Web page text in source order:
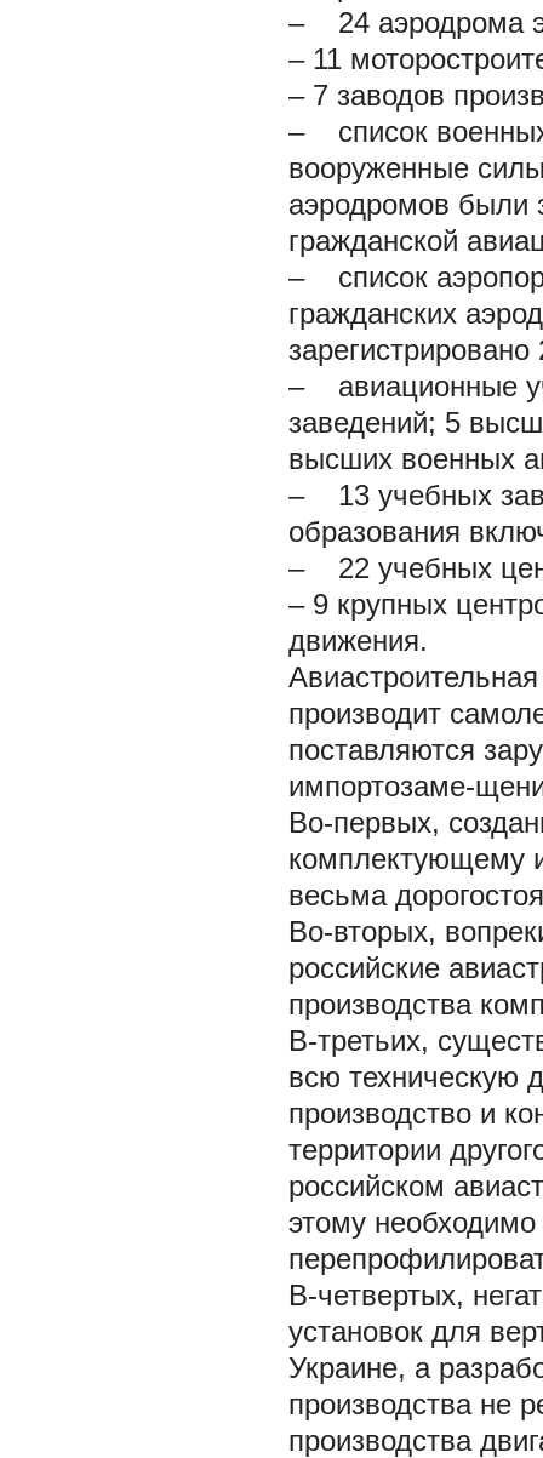
– 24 аэродрома
– 11
– 7 заводов
– список
вооруженные
аэродромов были
гражданской
– список
гражданских
– авиационные
заведений; 5
высших военных
– 13 учебных
образования
– 22 учебных
– 9 крупных
движения.
производит
поставляются
импортозаме-
Во-первых,
комплектующему
весьма
Во-вторых,
российские
производства
В-третьих,
всю техническую
производство и
территории
российском
этому
В-четвертых,
установок для
Украине, а
производства не
производства